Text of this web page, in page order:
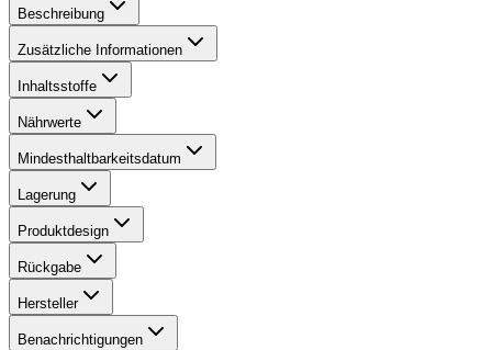
Beschreibung
Zusätzliche Informationen
Inhaltsstoffe
Nährwerte
Mindesthaltbarkeitsdatum
Lagerung
Produktdesign
Rückgabe
Hersteller
Benachrichtigungen